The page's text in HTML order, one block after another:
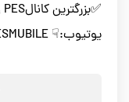
یوتیوب:☟ https://www.youtube.com/c/PESMUBILE